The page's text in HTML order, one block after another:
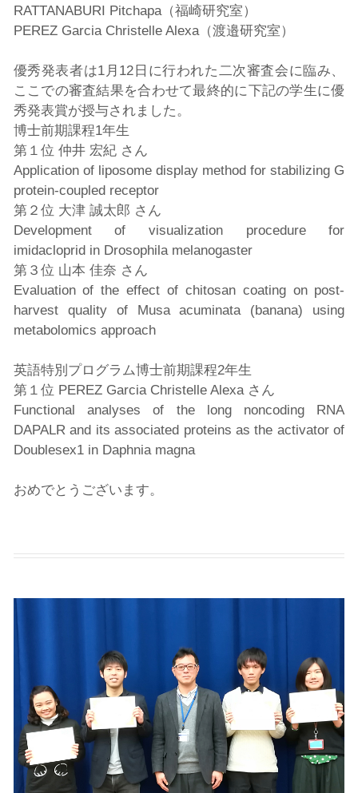
RATTANABURI Pitchapa（福崎研究室）
PEREZ Garcia Christelle Alexa（渡邉研究室）
優秀発表者は1月12日に行われた二次審査会に臨み、
ここでの審査結果を合わせて最終的に下記の学生に優
秀発表賞が授与されました。
博士前期課程1年生
第１位 仲井 宏紀 さん
Application of liposome display method for stabilizing G
protein-coupled receptor
第２位 大津 誠太郎 さん
Development of visualization procedure for
imidacloprid in Drosophila melanogaster
第３位 山本 佳奈 さん
Evaluation of the effect of chitosan coating on post-
harvest quality of Musa acuminata (banana) using
metabolomics approach
英語特別プログラム博士前期課程2年生
第１位 PEREZ Garcia Christelle Alexa さん
Functional analyses of the long noncoding RNA
DAPALR and its associated proteins as the activator of
Doublesex1 in Daphnia magna
おめでとうございます。